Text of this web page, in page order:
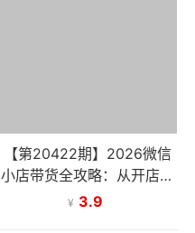
【第20422期】2026微信
小店带货全攻略：从开店上
架到达人合作，一站式掌握
¥ 3.9